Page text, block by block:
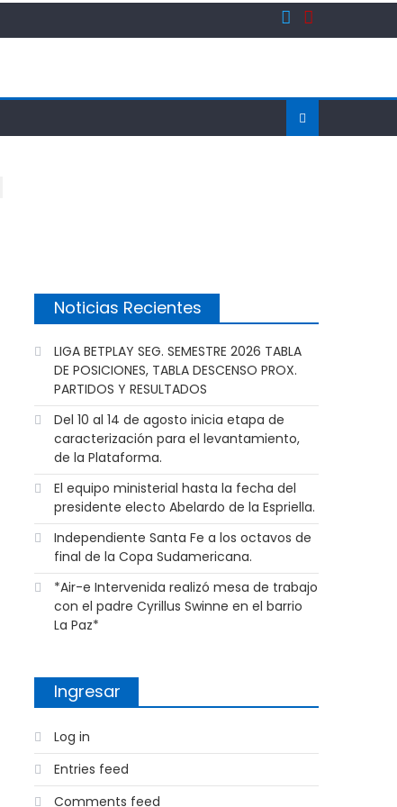
Noticias Recientes
LIGA BETPLAY SEG. SEMESTRE 2026 TABLA
DE POSICIONES, TABLA DESCENSO PROX.
PARTIDOS Y RESULTADOS
Del 10 al 14 de agosto inicia etapa de
caracterización para el levantamiento,
de la Plataforma.
El equipo ministerial hasta la fecha del
presidente electo Abelardo de la Espriella.
Independiente Santa Fe a los octavos de
final de la Copa Sudamericana.
*Air-e Intervenida realizó mesa de trabajo
con el padre Cyrillus Swinne en el barrio
La Paz*
Ingresar
Log in
Entries feed
Comments feed